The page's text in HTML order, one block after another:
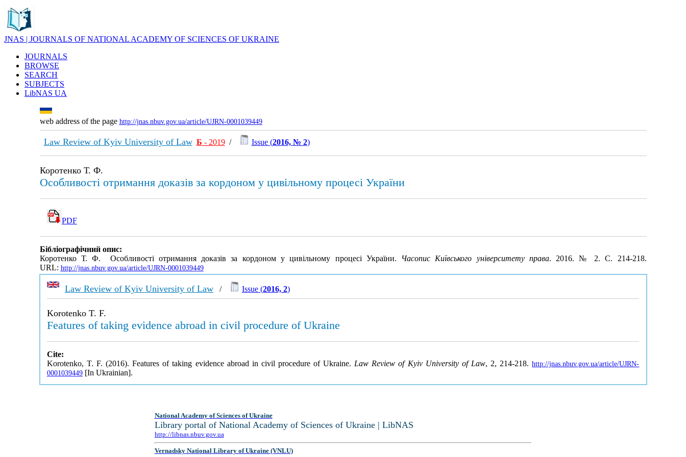
JNAS | JOURNALS OF NATIONAL ACADEMY OF SCIENCES OF UKRAINE
JOURNALS
BROWSE
SEARCH
SUBJECTS
LibNAS UA
web address of the page http://jnas.nbuv.gov.ua/article/UJRN-0001039449
Law Review of Kyiv University of Law Б - 2019/ Issue (2016, № 2)
Коротенко Т. Ф.
Особливості отримання доказів за кордоном у цивільному процесі України
PDF
Бібліографічний опис:
Коротенко Т. Ф. Особливості отримання доказів за кордоном у цивільному процесі України. Часопис Київського університету права. 2016. № 2. С. 214-218.
URL: http://jnas.nbuv.gov.ua/article/UJRN-0001039449
Law Review of Kyiv University of Law/ Issue (2016, 2)
Korotenko T. F.
Features of taking evidence abroad in civil procedure of Ukraine
Cite:
Korotenko, T. F. (2016). Features of taking evidence abroad in civil procedure of Ukraine. Law Review of Kyiv University of Law, 2, 214-218.http://jnas.nbuv.gov.ua/article/UJRN-
0001039449[In Ukrainian].
National Academy of Sciences of Ukraine
Library portal of National Academy of Sciences of Ukraine | LibNAS
http://libnas.nbuv.gov.ua
Vernadsky National Library of Ukraine (VNLU)